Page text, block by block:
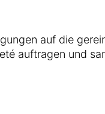
auf die
auftragen und